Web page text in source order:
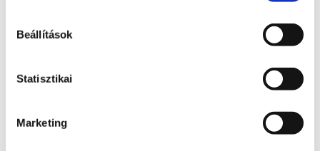
Beállítások
Statisztikai
Marketing
https://accomo.hu/
További szálláshelyek